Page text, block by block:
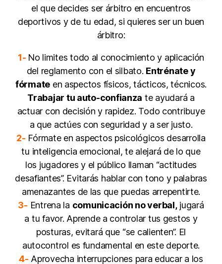
el que decides ser árbitro en encuentros
deportivos y de tu edad, si quieres ser un buen
árbitro:
1- No limites todo al conocimiento y aplicación
del reglamento con el silbato. Entrénate y
fórmate en aspectos físicos, tácticos, técnicos.
Trabajar tu auto-confianza te ayudará a
actuar con decisión y rapidez. Todo contribuye
a que actúes con seguridad y a ser justo.
2- Fórmate en aspectos psicológicos desarrolla
tu inteligencia emocional, te alejará de lo que
los jugadores y el público llaman “actitudes
desafiantes”. Evitarás hablar con tono y palabras
amenazantes de las que puedas arrepentirte.
3- Entrena la comunicación no verbal,jugará
a tu favor. Aprende a controlar tus gestos y
posturas, evitará que “se calienten”. El
autocontrol es fundamental en este deporte.
4- Aprovecha interrupciones para educar a los